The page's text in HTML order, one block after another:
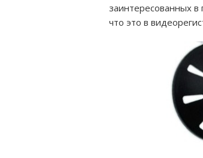
заинтересованных в
что это в